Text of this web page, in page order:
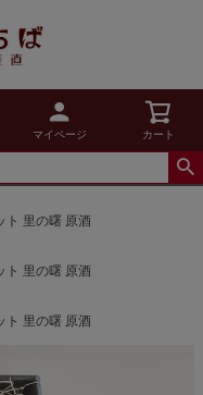
マイページ カート
ト 里の曙 原酒
ト 里の曙 原酒
ト 里の曙 原酒